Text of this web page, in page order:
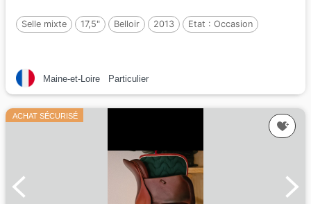
Selle mixte 17,5" Belloir 2013 Etat : Occasion
Maine-et-Loire Particulier
ACHAT SÉCURISÉ